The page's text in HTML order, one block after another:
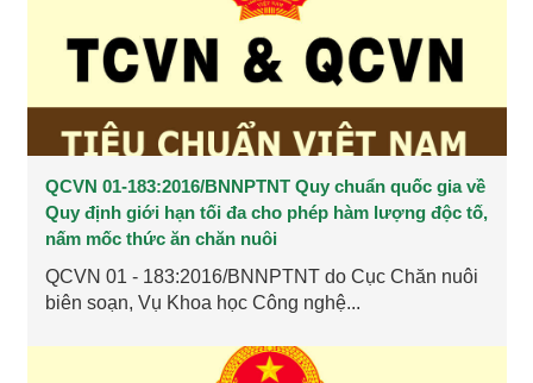
QCVN 01-183:2016/BNNPTNT Quy chuẩn quốc gia về
Quy định giới hạn tối đa cho phép hàm lượng độc tố,
nấm mốc thức ăn chăn nuôi
QCVN 01 - 183:2016/BNNPTNT do Cục Chăn nuôi
biên soạn, Vụ Khoa học Công nghệ...